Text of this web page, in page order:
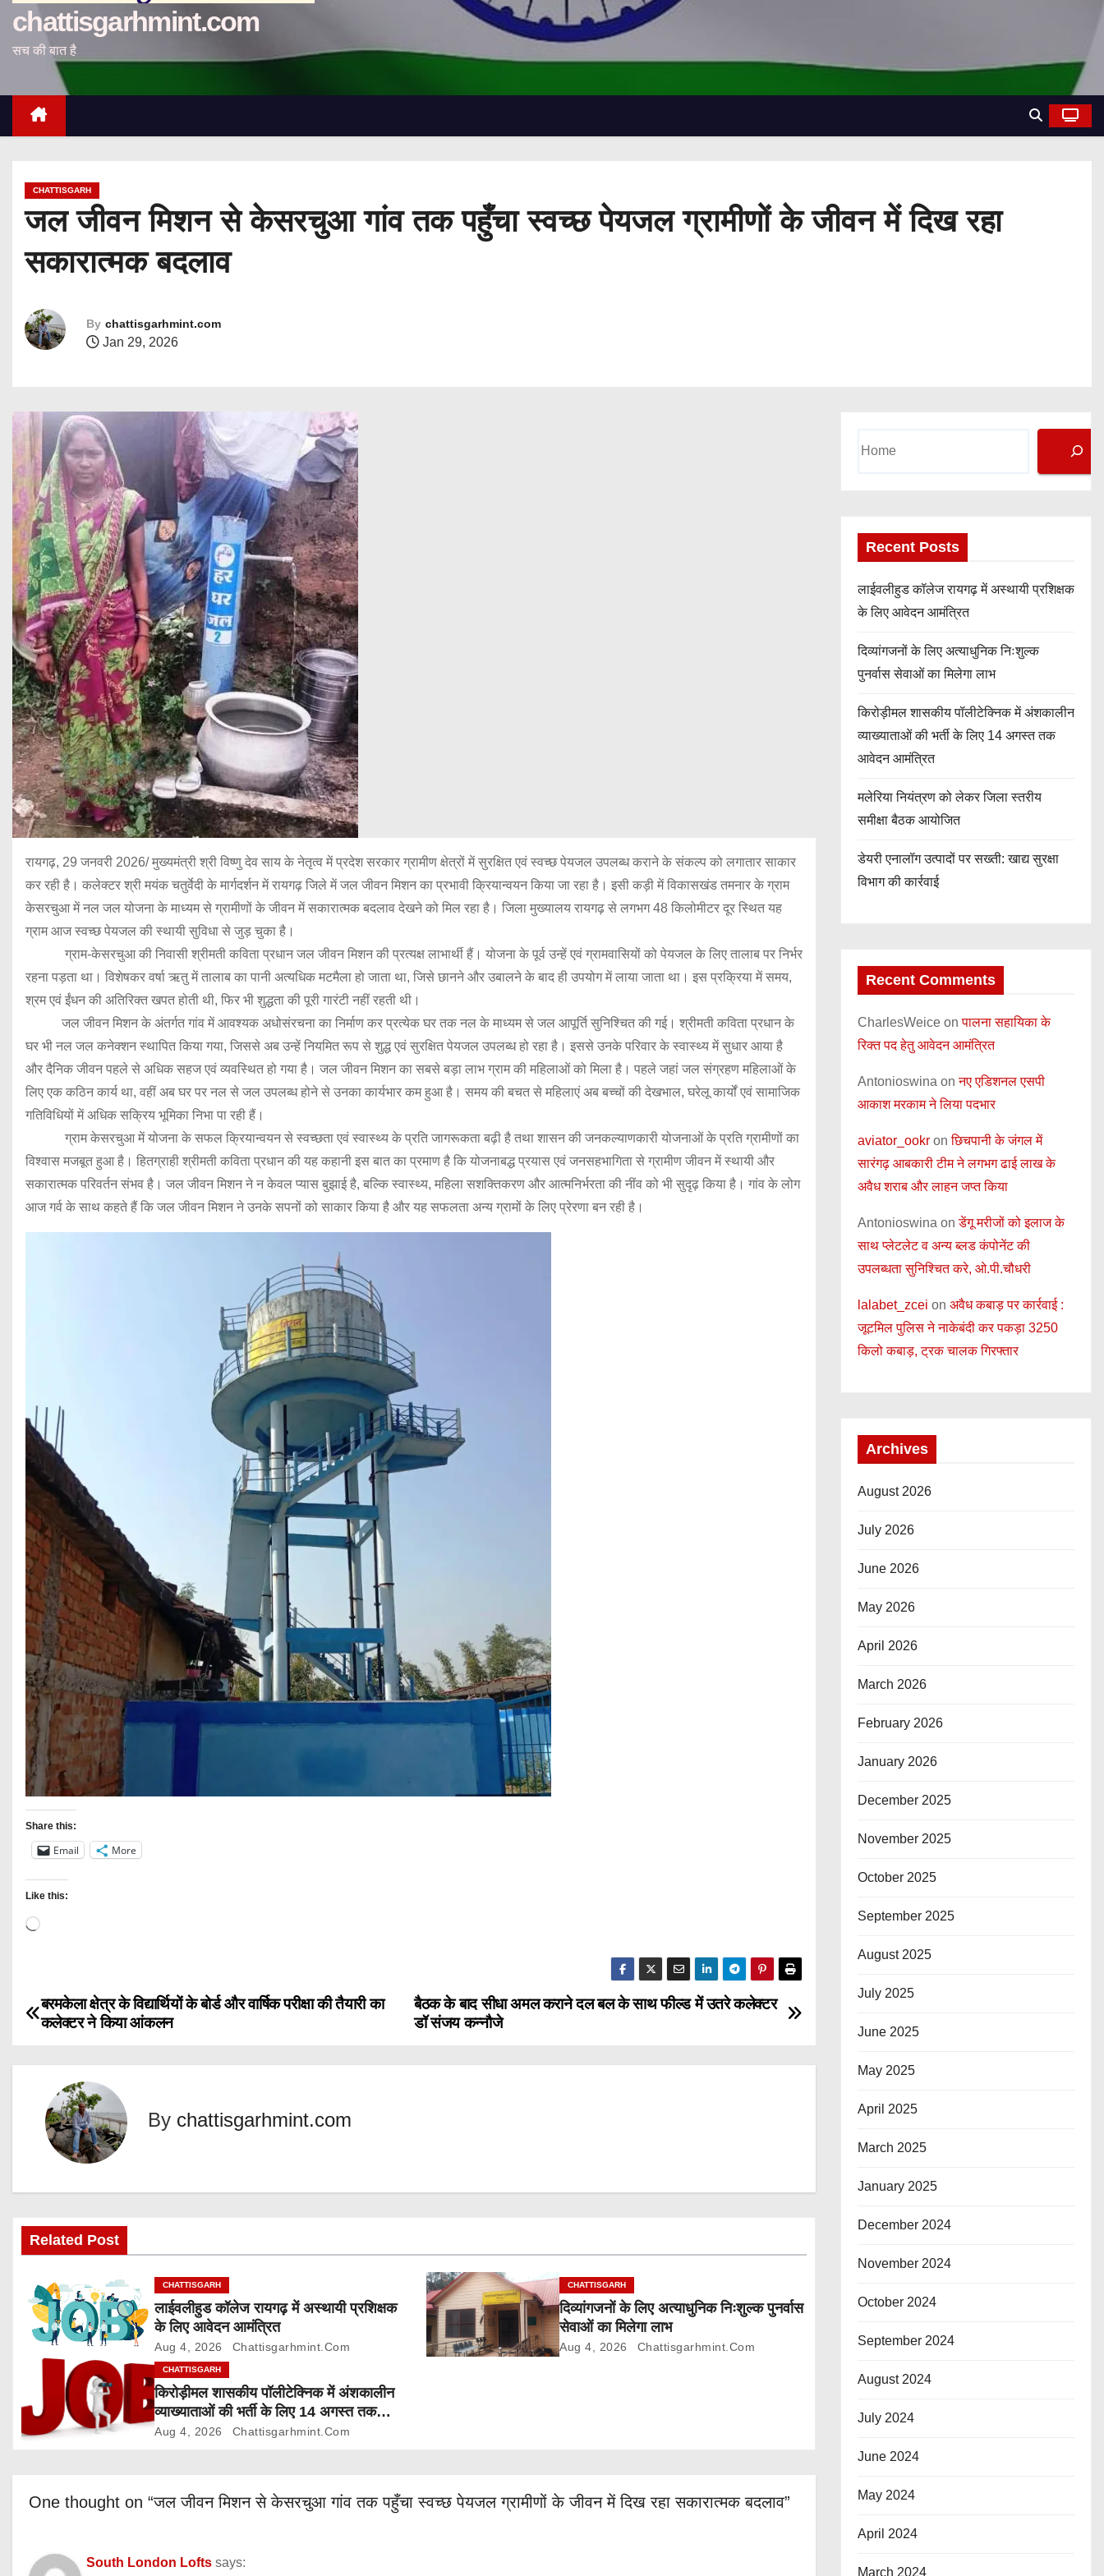
chattisgarhmint.com
सच की बात है
CHATTISGARH
जल जीवन मिशन से केसरचुआ गांव तक पहुँचा स्वच्छ पेयजल ग्रामीणों के जीवन में दिख रहा
सकारात्मक बदलाव
By chattisgarhmint.com
Jan 29, 2026
रायगढ़, 29 जनवरी 2026/ मुख्यमंत्री श्री विष्णु देव साय के नेतृत्व में प्रदेश सरकार ग्रामीण क्षेत्रों में सुरक्षित एवं स्वच्छ पेयजल उपलब्ध कराने के संकल्प को लगातार साकार
कर रही है। कलेक्टर श्री मयंक चतुर्वेदी के मार्गदर्शन में रायगढ़ जिले में जल जीवन मिशन का प्रभावी क्रियान्वयन किया जा रहा है। इसी कड़ी में विकासखंड तमनार के ग्राम
केसरचुआ में नल जल योजना के माध्यम से ग्रामीणों के जीवन में सकारात्मक बदलाव देखने को मिल रहा है। जिला मुख्यालय रायगढ़ से लगभग 48 किलोमीटर दूर स्थित यह
ग्राम आज स्वच्छ पेयजल की स्थायी सुविधा से जुड़ चुका है।
ग्राम-केसरचुआ की निवासी श्रीमती कविता प्रधान जल जीवन मिशन की प्रत्यक्ष लाभार्थी हैं। योजना के पूर्व उन्हें एवं ग्रामवासियों को पेयजल के लिए तालाब पर निर्भर
रहना पड़ता था। विशेषकर वर्षा ऋतु में तालाब का पानी अत्यधिक मटमैला हो जाता था, जिसे छानने और उबालने के बाद ही उपयोग में लाया जाता था। इस प्रक्रिया में समय,
श्रम एवं ईंधन की अतिरिक्त खपत होती थी, फिर भी शुद्धता की पूरी गारंटी नहीं रहती थी।
जल जीवन मिशन के अंतर्गत गांव में आवश्यक अधोसंरचना का निर्माण कर प्रत्येक घर तक नल के माध्यम से जल आपूर्ति सुनिश्चित की गई। श्रीमती कविता प्रधान के
घर भी नल जल कनेक्शन स्थापित किया गया, जिससे अब उन्हें नियमित रूप से शुद्ध एवं सुरक्षित पेयजल उपलब्ध हो रहा है। इससे उनके परिवार के स्वास्थ्य में सुधार आया है
और दैनिक जीवन पहले से अधिक सहज एवं व्यवस्थित हो गया है। जल जीवन मिशन का सबसे बड़ा लाभ ग्राम की महिलाओं को मिला है। पहले जहां जल संग्रहण महिलाओं के
लिए एक कठिन कार्य था, वहीं अब घर पर नल से जल उपलब्ध होने से उनका कार्यभार कम हुआ है। समय की बचत से महिलाएं अब बच्चों की देखभाल, घरेलू कार्यों एवं सामाजिक
गतिविधियों में अधिक सक्रिय भूमिका निभा पा रही हैं।
ग्राम केसरचुआ में योजना के सफल क्रियान्वयन से स्वच्छता एवं स्वास्थ्य के प्रति जागरूकता बढ़ी है तथा शासन की जनकल्याणकारी योजनाओं के प्रति ग्रामीणों का
विश्वास मजबूत हुआ है। हितग्राही श्रीमती कविता प्रधान की यह कहानी इस बात का प्रमाण है कि योजनाबद्ध प्रयास एवं जनसहभागिता से ग्रामीण जीवन में स्थायी और
सकारात्मक परिवर्तन संभव है। जल जीवन मिशन ने न केवल प्यास बुझाई है, बल्कि स्वास्थ्य, महिला सशक्तिकरण और आत्मनिर्भरता की नींव को भी सुदृढ़ किया है। गांव के लोग
आज गर्व के साथ कहते हैं कि जल जीवन मिशन ने उनके सपनों को साकार किया है और यह सफलता अन्य ग्रामों के लिए प्रेरणा बन रही है।
Share this:
Email More
Like this:
L
i
P
v
i
g
a
o
बैठक के बाद सीधा अमल कराने दल बल के साथ फील्ड में उतरे कलेक्टर
डॉ संजय कन्नौजे
बरमकेला क्षेत्र के विद्यार्थियों के बोर्ड और वार्षिक परीक्षा की तैयारी का
कलेक्टर ने किया आंकलन
By chattisgarhmint.com
Related Post
CHATTISGARH
लाईवलीहुड कॉलेज रायगढ़ में अस्थायी प्रशिक्षक
के लिए आवेदन आमंत्रित
Aug 4, 2026 Chattisgarhmint.com
CHATTISGARH
दिव्यांगजनों के लिए अत्याधुनिक निःशुल्क पुनर्वास
सेवाओं का मिलेगा लाभ
Aug 4, 2026 Chattisgarhmint.com
CHATTISGARH
किरोड़ीमल शासकीय पॉलीटेक्निक में अंशकालीन
व्याख्याताओं की भर्ती के लिए 14 अगस्त तक
आवेदन आमंत्रित
Aug 4, 2026 Chattisgarhmint.com
One thought on “जल जीवन मिशन से केसरचुआ गांव तक पहुँचा स्वच्छ पेयजल ग्रामीणों के जीवन में दिख रहा सकारात्मक बदलाव”
South London Lofts says:
Recent Posts
लाईवलीहुड कॉलेज रायगढ़ में अस्थायी प्रशिक्षक
के लिए आवेदन आमंत्रित
दिव्यांगजनों के लिए अत्याधुनिक निःशुल्क
पुनर्वास सेवाओं का मिलेगा लाभ
किरोड़ीमल शासकीय पॉलीटेक्निक में अंशकालीन
व्याख्याताओं की भर्ती के लिए 14 अगस्त तक
आवेदन आमंत्रित
मलेरिया नियंत्रण को लेकर जिला स्तरीय
समीक्षा बैठक आयोजित
डेयरी एनालॉग उत्पादों पर सख्ती: खाद्य सुरक्षा
विभाग की कार्रवाई
Recent Comments
CharlesWeice onपालना सहायिका के
रिक्त पद हेतु आवेदन आमंत्रित
Antonioswina onनए एडिशनल एसपी
आकाश मरकाम ने लिया पदभार
aviator_ookr onछिचपानी के जंगल में
सारंगढ़ आबकारी टीम ने लगभग ढाई लाख के
अवैध शराब और लाहन जप्त किया
Antonioswina onडेंगू मरीजों को इलाज के
साथ प्लेटलेट व अन्य ब्लड कंपोनेंट की
उपलब्धता सुनिश्चित करे, ओ.पी.चौधरी
lalabet_zcei on अवैध कबाड़ पर कार्रवाई :
जूटमिल पुलिस ने नाकेबंदी कर पकड़ा 3250
किलो कबाड़, ट्रक चालक गिरफ्तार
Archives
August 2026
July 2026
June 2026
May 2026
April 2026
March 2026
February 2026
January 2026
December 2025
November 2025
October 2025
September 2025
August 2025
July 2025
June 2025
May 2025
April 2025
March 2025
January 2025
December 2024
November 2024
October 2024
September 2024
August 2024
July 2024
June 2024
May 2024
April 2024
March 2024